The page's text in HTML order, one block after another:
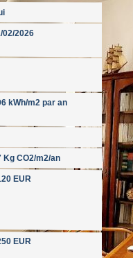
02/2026
kWh/m2 par an
Kg CO2/m2/an
EUR
EUR